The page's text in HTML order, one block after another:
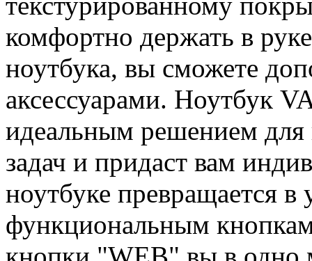
комфортно держать в
ноутбука, вы сможете
аксессуарами. Ноутбук
идеальным решением
задач и придаст вам
ноутбуке превращается в
функциональным